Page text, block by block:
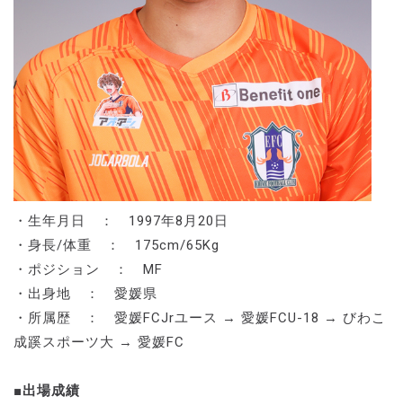
・生年月日 ： 1997年8月20日
・身長/体重 ： 175cm/65Kg
・ポジション ： MF
・出身地 ： 愛媛県
・所属歴 ： 愛媛FCJrユース → 愛媛FCU-18 → びわこ
成蹊スポーツ大 → 愛媛FC
■出場成績